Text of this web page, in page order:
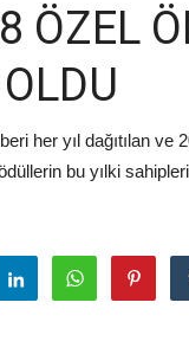
ÖZEL
her yıl dağıtılan ve
bu yılki